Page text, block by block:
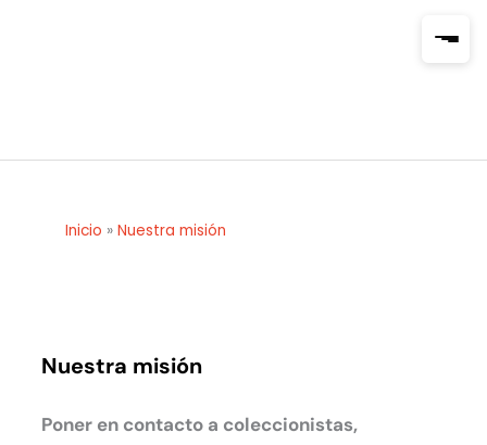
Inicio » Nuestra misión
Nuestra misión
Poner en contacto a coleccionistas,